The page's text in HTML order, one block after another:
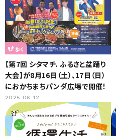
歩く
【第7回 シタマチ．ふるさと盆踊り
大会】が8月16日（土）、17日（日）
におかちまちパンダ広場で開催！
2025.08.12